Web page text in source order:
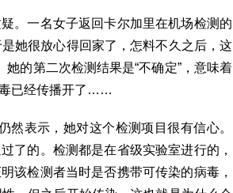
。一名女子返回卡尔加里在机场检测的
她很放心得回家了，怎料不久之后，这
的第二次检测结果是“不确定”，意味着
毒已经传播开了……
然表示，她对这个检测项目很有信心。
了的。检测都是在省级实验室进行的，
该检测者当时是否携带可传染的病毒，